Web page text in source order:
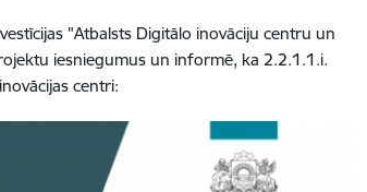
"Atbalsts Digitālo inovāciju centru un
iesniegumus un informē, ka2.2.1.1.i.
centri: